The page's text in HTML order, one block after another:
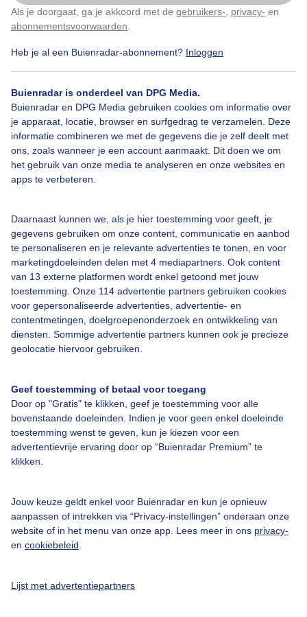
Als je doorgaat, ga je akkoord met de gebruikers- privacy- en
abonnementsvoorwaarden
Heb je al een Buienradar-abonnement? Inloggen
Buienradar is onderdeel van DPG Media.
Buienradar en DPG Media gebruiken cookies om informatie over
je apparaat, locatie, browser en surfgedrag te verzamelen. Deze
informatie combineren we met de gegevens die je zelf deelt met
ons, zoals wanneer je een account aanmaakt. Dit doen we om
het gebruik van onze media te analyseren en onze websites en
apps te verbeteren.
Daarnaast kunnen we, als je hier toestemming voor geeft, je
gegevens gebruiken om onze content, communicatie en aanbod
te personaliseren en je relevante advertenties te tonen, en voor
marketingdoeleinden delen met 4 mediapartners. Ook content
van 13 externe platformen wordt enkel getoond met jouw
toestemming. Onze 114 advertentie partners gebruiken cookies
voor gepersonaliseerde advertenties, advertentie- en
contentmetingen, doelgroepenonderzoek en ontwikkeling van
diensten. Sommige advertentie partners kunnen ook je precieze
geolocatie hiervoor gebruiken.
Geef toestemming of betaal voor toegang
Door op "Gratis" te klikken, geef je toestemming voor alle
bovenstaande doeleinden. Indien je voor geen enkel doeleinde
toestemming wenst te geven, kun je kiezen voor een
advertentievrije ervaring door op “Buienradar Premium” te
klikken.
Jouw keuze geldt enkel voor Buienradar en kun je opnieuw
aanpassen of intrekken via “Privacy-instellingen” onderaan onze
website of in het menu van onze app. Lees meer in ons privacy-
en cookiebeleid
Lijst met advertentiepartners
drukke grutto's, lentekriebels........ in de krommenieer
woudpolder bij krommeniedijk
Door: Nico Gemaakt: 14-04-2025, 119x bekeken
Lentekriebels Drukkegrutto S Lente
Bekijk slideshow
Een moment geduld aub...
Bedrijfsgegevens
Veelgestelde vragen
Contact
Gebruikersvoorwaarden
Adverteren
Privacy beleid
Klik hierom dit aan te passen